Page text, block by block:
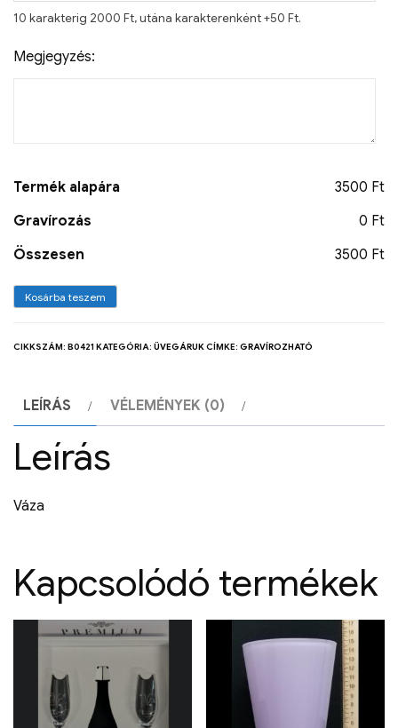
10 karakterig 2000 Ft, utána karakterenként +50 Ft.
Megjegyzés:
Termék alapára
3500 Ft
Gravírozás
0 Ft
Összesen
3500 Ft
Kosárba teszem
CIKKSZÁM: B0421 KATEGÓRIA: ÜVEGÁRUKCÍMKE: GRAVÍROZHATÓ
LEÍRÁS VÉLEMÉNYEK (0)
Leírás
Váza
Kapcsolódó termékek